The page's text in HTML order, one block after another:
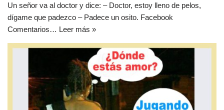
Un señor va al doctor y dice: – Doctor, estoy lleno de pelos,
dígame que padezco – Padece un osito. Facebook
Comentarios… Leer más »